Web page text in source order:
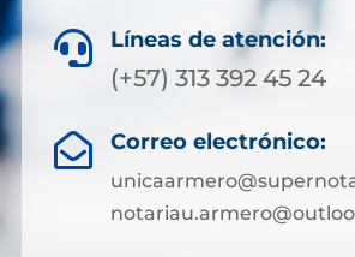
 Líneas de atención:
(+57) 313 392 45 24
 Correo electrónico: